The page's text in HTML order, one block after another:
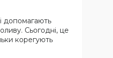
допомагають
Сьогодні, це
корегують